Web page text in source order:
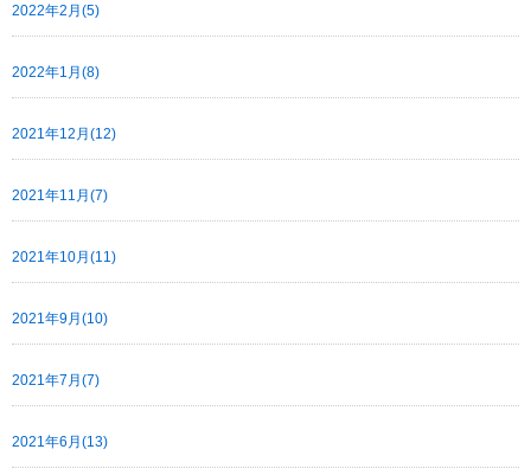
2022年2月(5)
2022年1月(8)
2021年12月(12)
2021年11月(7)
2021年10月(11)
2021年9月(10)
2021年7月(7)
2021年6月(13)